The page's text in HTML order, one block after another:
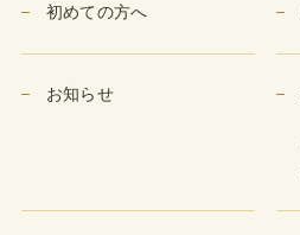
初めての方へ
お知らせ